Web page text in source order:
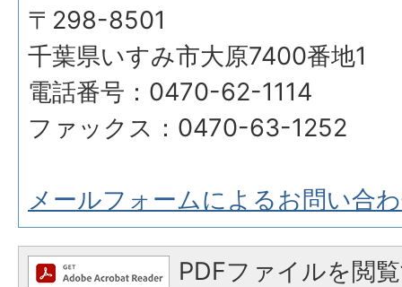
〒298-8501
千葉県いすみ市大原7400番地1
電話番号：0470-62-1114
ファックス：0470-63-1252
メールフォームによるお問い合
PDFファイルを閲